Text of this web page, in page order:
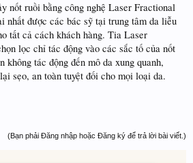
nốt ruồi bằng công nghệ Laser Fractional
nhất được các bác sỹ tại trung tâm da liễu
tất cả cách khách hàng. Tia Laser
lọc chỉ tác động vào các sắc tố của nốt
không tác động đến mô da xung quanh,
sẹo, an toàn tuyệt đối cho mọi loại da.
(Bạn phải Đăng nhập hoặc Đăng ký để trả lời bài viết.)